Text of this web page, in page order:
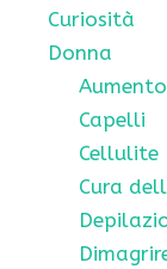
Curiosità
Donna
Capelli
Cellulite
Cura